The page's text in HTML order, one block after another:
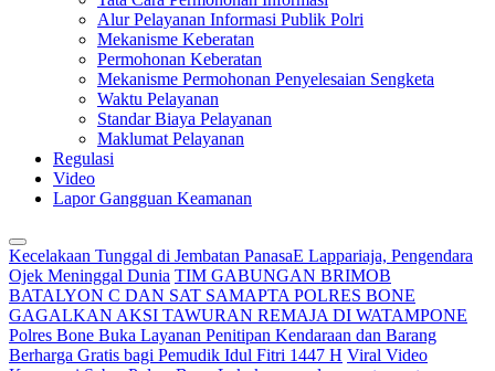
Alur Pelayanan Informasi Publik Polri
Mekanisme Keberatan
Permohonan Keberatan
Mekanisme Permohonan Penyelesaian Sengketa
Waktu Pelayanan
Standar Biaya Pelayanan
Maklumat Pelayanan
Regulasi
Video
Lapor Gangguan Keamanan
Kecelakaan Tunggal di Jembatan PanasaE Lappariaja, Pengendara
Ojek Meninggal Dunia TIM GABUNGAN BRIMOB
BATALYON C DAN SAT SAMAPTA POLRES BONE
GAGALKAN AKSI TAWURAN REMAJA DI WATAMPONE
Polres Bone Buka Layanan Penitipan Kendaraan dan Barang
Berharga Gratis bagi Pemudik Idul Fitri 1447 H Viral Video